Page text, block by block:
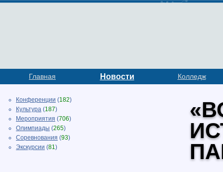
Главная Новости Колледж
Конференции (182)
Культура (187)
Мероприятия (706)
Олимпиады (265)
Соревнования (93)
Экскурсии (81)